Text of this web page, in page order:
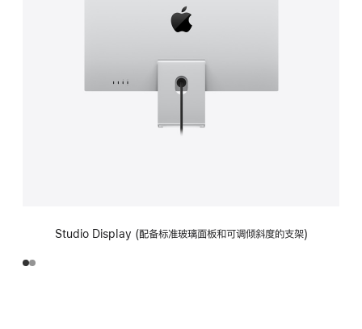
Studio Display (配备标准玻璃面板和可调倾斜度的支架)